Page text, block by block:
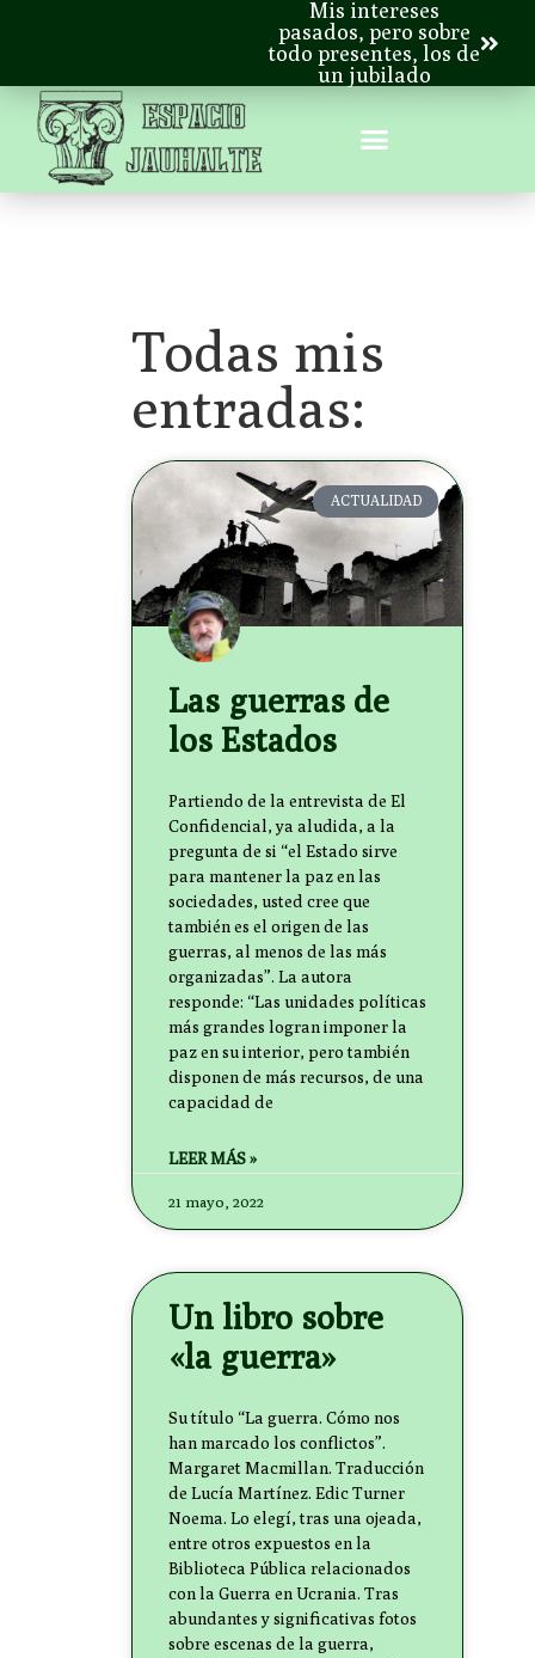
Mis intereses
pasados, pero sobre
todo presentes, los de
un jubilado
Todas mis
entradas:
ACTUALIDAD
Las guerras de
los Estados
Partiendo de la entrevista de El
Confidencial, ya aludida, a la
pregunta de si “el Estado sirve
para mantener la paz en las
sociedades, usted cree que
también es el origen de las
guerras, al menos de las más
organizadas”. La autora
responde: “Las unidades políticas
más grandes logran imponer la
paz en su interior, pero también
disponen de más recursos, de una
capacidad de
LEER MÁS »
21 mayo, 2022
Un libro sobre
«la guerra»
Su título “La guerra. Cómo nos
han marcado los conflictos”.
Margaret Macmillan. Traducción
de Lucía Martínez. Edic Turner
Noema. Lo elegí, tras una ojeada,
entre otros expuestos en la
Biblioteca Pública relacionados
con la Guerra en Ucrania. Tras
abundantes y significativas fotos
sobre escenas de la guerra,